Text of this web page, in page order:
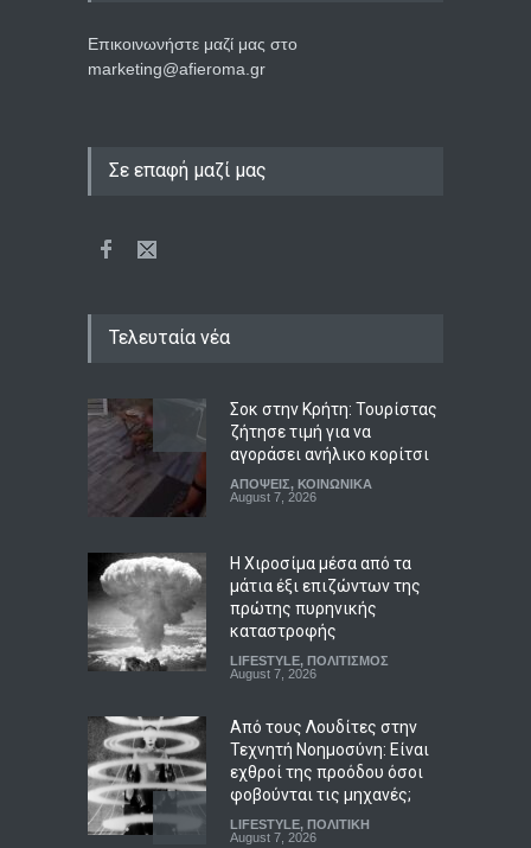
Επικοινωνήστε μαζί μας στο
marketing@afieroma.gr
Σε επαφή μαζί μας
Τελευταία νέα
Σοκ στην Κρήτη: Τουρίστας
ζήτησε τιμή για να
αγοράσει ανήλικο κορίτσι
ΑΠΟΨΕΙΣ, ΚΟΙΝΩΝΙΚΑ
August 7, 2026
Η Χιροσίμα μέσα από τα
μάτια έξι επιζώντων της
πρώτης πυρηνικής
καταστροφής
LIFESTYLE, ΠΟΛΙΤΙΣΜΟΣ
August 7, 2026
Από τους Λουδίτες στην
Τεχνητή Νοημοσύνη: Είναι
εχθροί της προόδου όσοι
φοβούνται τις μηχανές;
LIFESTYLE, ΠΟΛΙΤΙΚΗ
August 7, 2026